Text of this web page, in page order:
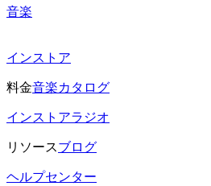
音楽
インストア
料金音楽カタログ
インストアラジオ
リソースブログ
ヘルプセンター